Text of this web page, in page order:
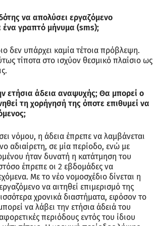
να απολύσει εργαζόμενο
ένα γραπτό μήνυμα (sms);
δεν υπάρχει καμία τέτοια πρόβλεψη.
τίποτα στο ισχύον θεσμικό πλαίσιο ως
ετήσια άδεια αναψυχής; Θα μπορεί ο
τη χορήγησή της όποτε επιθυμεί να
νόμου, η άδεια έπρεπε να λαμβάνεται
αδιαίρετη, σε μία περίοδο, ενώ με
ήταν δυνατή η κατάτμηση του
έπρεπε οι 2 εβδομάδες να
Με το νέο νομοσχέδιο δίνεται η
να αιτηθεί επιμερισμό της
χρονικά διαστήματα, εφόσον το
να λάβει την ετήσια άδειά του
περιόδους εντός του ίδιου